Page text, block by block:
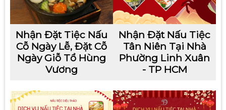
Nhận Đặt Tiệc Nấu
Cỗ Ngày Lễ, Đặt Cỗ
Ngày Giỗ Tổ Hùng
Vương
Nhận Đặt Nấu Tiệc
Tân Niên Tại Nhà
Phường Linh Xuân
- TP HCM